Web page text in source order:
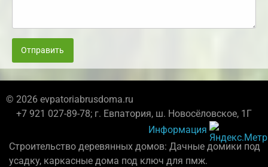
Отправить
© 2026 evpatoriabrusdoma.ru
+7 921 027-89-78; г. Евпатория, ш. Новосёловское, 1Г
Информация
Строительство деревянных домов: Дачные домики под
усадку, каркасные дома под ключ для пмж.